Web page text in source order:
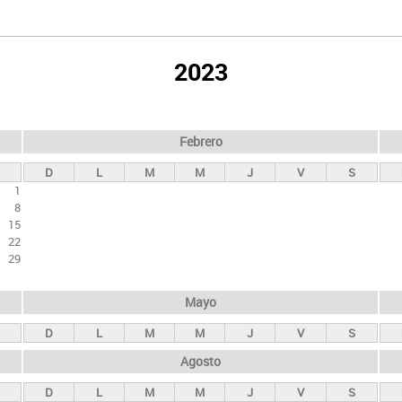
2023
1
8
15
22
29
Febrero
D L M M J V S
Mayo
D L M M J V S
Agosto
D L M M J V S